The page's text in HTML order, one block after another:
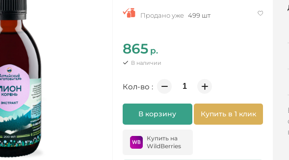
Продано уже 499 шт
865 р.
В наличии
Кол-во :
В корзину Купить в 1 клик
Купить на
WildBerries